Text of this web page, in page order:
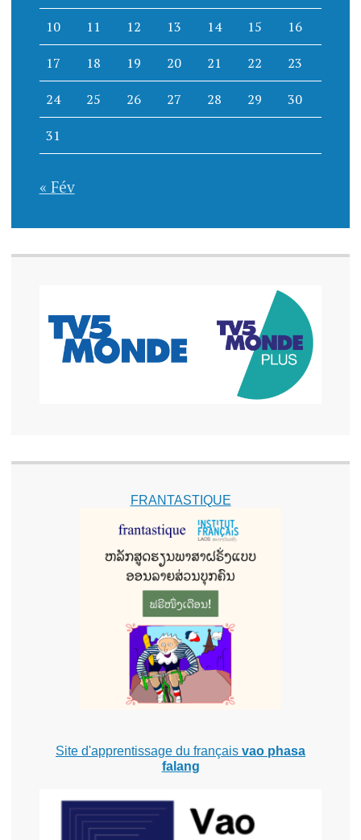
10 11 12 13 14 15 16
17 18 19 20 21 22 23
24 25 26 27 28 29 30
31
« Fév
FRANTASTIQUE
Site d'apprentissage du français vao phasa
falang